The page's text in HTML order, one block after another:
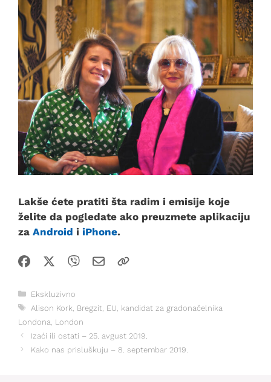
Lakše ćete pratiti šta radim i emisije koje
želite da pogledate ako preuzmete aplikaciju
za Android i iPhone.
Kategorije
Ekskluzivno
Oznake
Alison Kork Bregzit, EU kandidat za gradonačelnika
Londona London
Izaći ili ostati – 25. avgust 2019.
Kako nas prisluškuju – 8. septembar 2019.